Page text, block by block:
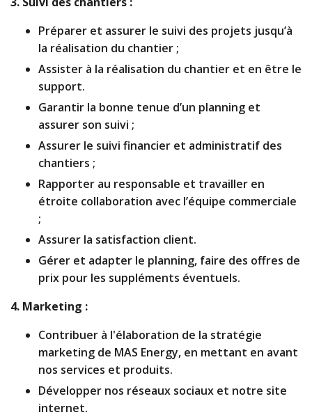
Préparer et assurer le suivi des projets jusqu’à
la réalisation du chantier ;
Assister à la réalisation du chantier et en être le
support.
Garantir la bonne tenue d’un planning et
assurer son suivi ;
Assurer le suivi financier et administratif des
chantiers ;
Rapporter au responsable et travailler en
étroite collaboration avec l’équipe commerciale
;
Assurer la satisfaction client.
Gérer et adapter le planning, faire des offres de
prix pour les suppléments éventuels.
4. Marketing :
Contribuer à l'élaboration de la stratégie
marketing de MAS Energy, en mettant en avant
nos services et produits.
Développer nos réseaux sociaux et notre site
internet.